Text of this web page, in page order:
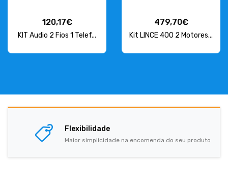
120,17€
KIT Audio 2 Fios 1 Telef...
479,70€
Kit LINCE 400 2 Motores...
Flexibilidade
Maior simplicidade na encomenda do seu produto